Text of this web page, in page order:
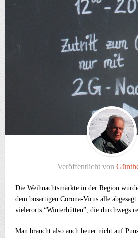
Veröffentlicht von
Die Weihnachtsmärkte in der Region
dem bösartigen Corona-Virus alle
vielerorts “Winterhütten”, die durchwegs
Man braucht also auch heuer nicht auf